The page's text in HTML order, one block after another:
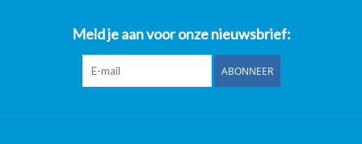
Meld je aan voor onze nieuwsbrief:
ABONNEER